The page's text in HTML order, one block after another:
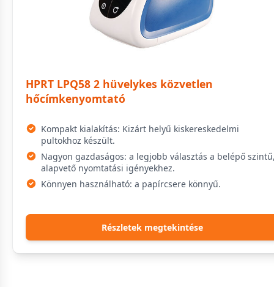
HPRT LPQ58 2 hüvelykes közvetlen
hőcímkenyomtató
Kompakt kialakítás: Kizárt helyű kiskereskedelmi
pultokhoz készült.
Nagyon gazdaságos: a legjobb választás a belépő
alapvető nyomtatási igényekhez.
Könnyen használható: a papírcsere könnyű.
Részletek megtekintése